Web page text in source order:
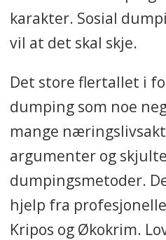
karakter. Sosial
vil at det skal skje.
Det store flertallet i
dumping som noe
mange
argumenter og skjulte
dumpingsmetoder.
hjelp fra
Kripos og Økokrim.